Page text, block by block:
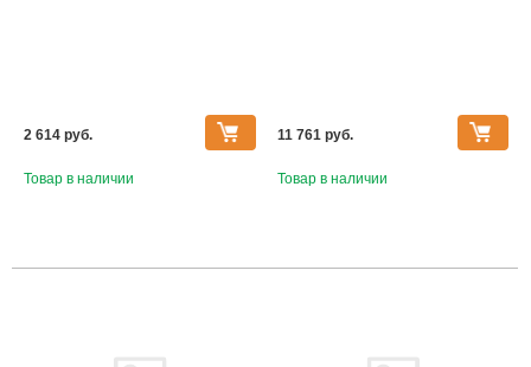
2 614 pуб.
Товар в наличии
11 761 pуб.
Товар в наличии